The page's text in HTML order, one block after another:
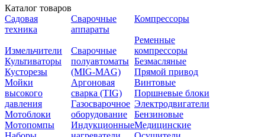
Каталог товаров
Садовая
техника
Измельчители
Культиваторы
Кусторезы
Мойки
высокого
давления
Мотоблоки
Мотопомпы
Сварочные
аппараты
Сварочные
полуавтоматы
(MIG-MAG)
Аргоновая
сварка (TIG)
Газосварочное
оборудование
Индукционные
Компрессоры
Ременные
компрессоры
Безмасляные
Прямой привод
Винтовые
Поршневые блоки
Электродвигатели
Бензиновые
Медицинские